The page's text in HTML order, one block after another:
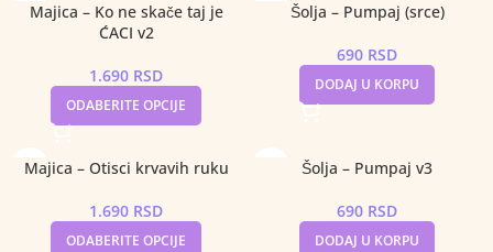
Majica – Ko ne skače taj je
ĆACI v2
1.690 RSD
ODABERITE OPCIJE
Šolja – Pumpaj (srce)
690 RSD
DODAJ U KORPU
Majica – Otisci krvavih ruku
1.690 RSD
ODABERITE OPCIJE
Šolja – Pumpaj v3
690 RSD
DODAJ U KORPU